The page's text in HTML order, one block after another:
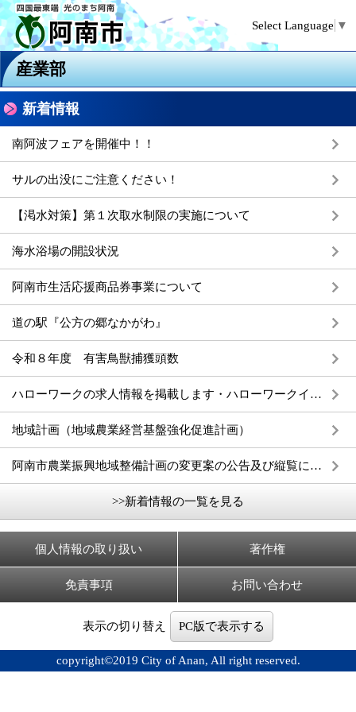
Select Language ▼
産業部
新着情報
南阿波フェアを開催中！！
サルの出没にご注意ください！
【渇水対策】第１次取水制限の実施について
海水浴場の開設状況
阿南市生活応援商品券事業について
道の駅『公方の郷なかがわ』
令和８年度 有害鳥獣捕獲頭数
ハローワークの求人情報を掲載します・ハローワークインターネットサービスをご案内します
地域計画（地域農業経営基盤強化促進計画）
阿南市農業振興地域整備計画の変更案の公告及び縦覧について
>>新着情報の一覧を見る
個人情報の取り扱い 著作権
免責事項 お問い合わせ
表示の切り替え PC版で表示する
copyright©2019 City of Anan, All right reserved.